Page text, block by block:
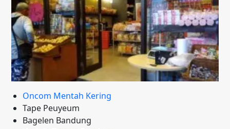
Oncom Mentah Kering
Tape Peuyeum
Bagelen Bandung